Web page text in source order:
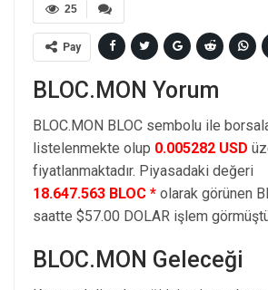
25
Pay
BLOC.MON Yorum
BLOC.MON BLOC sembolu ile
listelenmekte olup 0.005282 USD
fiyatlanmaktadır. Piyasadaki değeri
18.647.563 BLOC * olarak görünen
saatte $57.00 DOLAR işlem
BLOC.MON Geleceği